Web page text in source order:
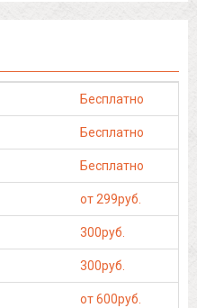
Бесплатно
Бесплатно
Бесплатно
от 299руб.
300руб.
300руб.
от 600руб.